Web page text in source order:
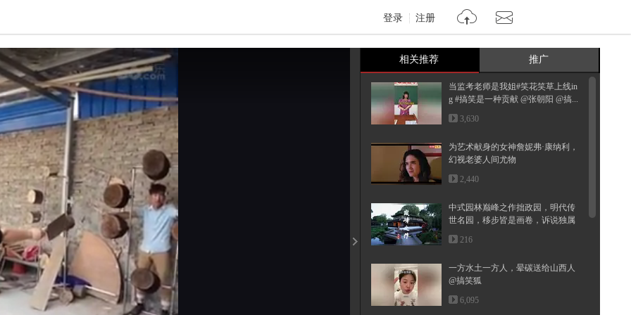
登录 注册
亮度
饱和度
相关推荐 推广
当监考老师是我姐#笑花笑草上线in
g #搞笑是一种贡献 @张朝阳 @搞...
3,630
为艺术献身的女神詹妮弗·康纳利，
幻视老婆人间尤物
2,440
中式园林巅峰之作拙政园，明代传
世名园，移步皆是画卷，诉说独属
于...
216
一方水土一方人，晕碳送给山西人
@搞笑狐
6,095